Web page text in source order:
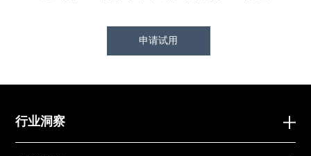
申请试用
行业洞察